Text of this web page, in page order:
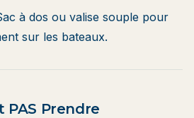
à dos ou valise souple pour
sur les bateaux.
PAS Prendre